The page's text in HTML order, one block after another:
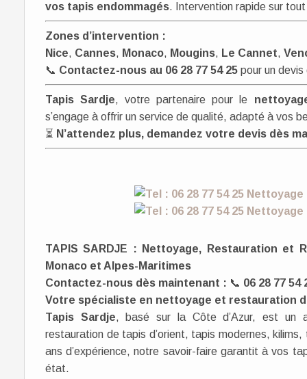
vos tapis endommagés. Intervention rapide sur
Zones d’intervention :
Nice, Cannes, Monaco, Mougins, Le Cannet,
📞 Contactez-nous au 06 28 77 54 25 pour un
Tapis Sardje, votre partenaire pour le
s’engage à offrir un service de qualité, adapté à vos
⏳ N’attendez plus, demandez votre devis dès
TAPIS SARDJE : Nettoyage, Restauration et
Monaco et Alpes-Maritimes
Contactez-nous dès maintenant : 📞 06 28 77 54
Votre spécialiste en nettoyage et restauration
Tapis Sardje, basé sur la Côte d’Azur, est un
restauration de tapis d’orient, tapis modernes,
ans d’expérience, notre savoir-faire garantit à vos
état.